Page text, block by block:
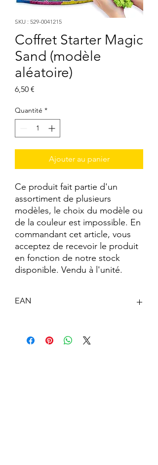
SKU : 529-0041215
Coffret Starter Magic
Sand (modèle
aléatoire)
6,50 €
Quantité *
Ajouter au panier
Ce produit fait partie d'un
assortiment de plusieurs
modèles, le choix du modèle ou
de la couleur est impossible. En
commandant cet article, vous
acceptez de recevoir le produit
en fonction de notre stock
disponible. Vendu à l'unité.
EAN